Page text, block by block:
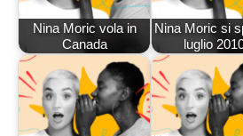
Nina Moric vola in
Canada
Nina Moric si
luglio